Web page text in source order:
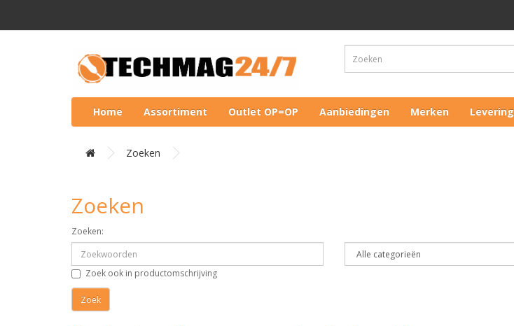
Home Assortiment Outlet OP=OP Aanbiedingen Merken Levering
Zoeken
Zoeken
Zoeken:
Zoek ook in productomschrijving